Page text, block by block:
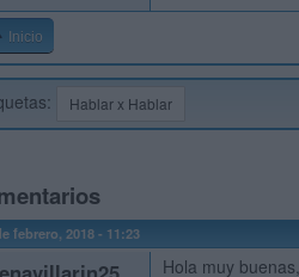
Inicio
Hablar x Hablar
febrero, 2018 - 11:23
Hola muy